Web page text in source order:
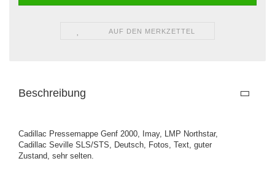
AUF DEN MERKZETTEL
Beschreibung
Cadillac Pressemappe Genf 2000, Imay, LMP Northstar,
Cadillac Seville SLS/STS, Deutsch, Fotos, Text, guter
Zustand, sehr selten.